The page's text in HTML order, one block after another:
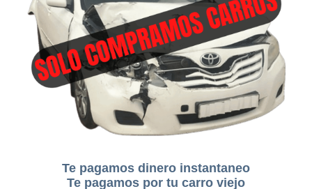
Te pagamos dinero instantaneo
Te pagamos por tu carro viejo